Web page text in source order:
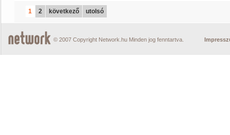
1 2 következő utolsó
© 2007 Copyright Network.hu Minden jog fenntartva.